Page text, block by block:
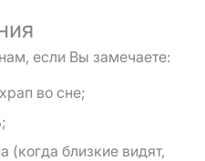
если Вы замечаете:
во сне;
(когда близкие видят,